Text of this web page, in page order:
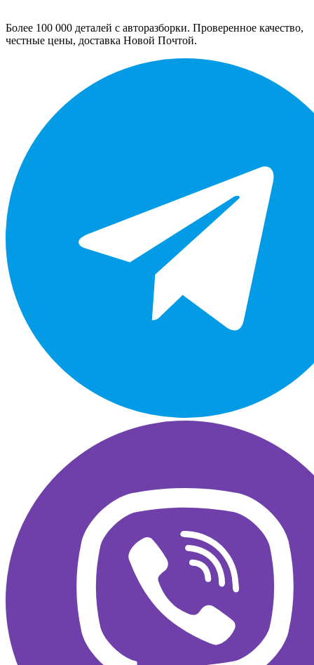
Более 100 000 деталей с авторазборки. Проверенное качество,
честные цены, доставка Новой Почтой.